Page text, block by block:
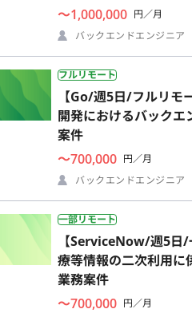
〜1,000,000 円／月
バックエンドエンジニア
フルリモート
【Go/週5日/フルリモ
開発におけるバックエ
案件
〜700,000 円／月
バックエンドエンジニア
一部リモート
【ServiceNow/週5日
療等情報の二次利用に
業務案件
〜700,000 円／月